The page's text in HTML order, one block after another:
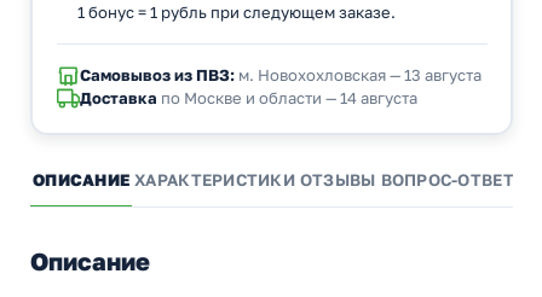
1 бонус = 1 рубль при следующем заказе.
Самовывоз из ПВЗ:м. Новохохловская — 13 августа
Доставка по Москве и области — 14 августа
ОПИСАНИЕ ХАРАКТЕРИСТИКИ ОТЗЫВЫ ВОПРОС-ОТВЕТ
Описание